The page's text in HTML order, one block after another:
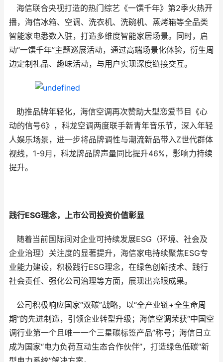
海信联合央视打造的热门综艺《一馔千年》第2季火热开
播，海信冰箱、空调、洗衣机、洗碗机、蒸烤箱等全品类
智能家电悉数入驻，打造多维度智能家居场景。同时，启
动“一馔千年”主题巡展活动，通过高端场景化体验，衍生周
边定制礼品、趣味活动，与用户实现深度链接交互。
助推品牌年轻化，海信空调再次赞助大型恋爱节目《心
动的信号6》，科龙空调两度联手新青年音乐节，深入年轻
人娱乐场景，进一步将品牌调性与潮流新品带入Z世代群体
视线，1-9月，科龙牌品牌声量同比提升46%，影响力持续
提升。
践行ESG理念，上市公司投资价值彰显
随着当前国际间对企业可持续发展ESG（环境、社会及
企业治理）关注度的显著提升，海信家电持续聚焦ESG专
业能力建设，积极践行ESG理念，在绿色创新技术、践行
社会责任、强化公司治理等方面，展现出亮眼成果。
公司积极响应国家“双碳”战略，以“全产业链+全生命周
期”的先进制造，引领企业转型升级；海信空调荣获“中国空
调行业第一个且唯一一个三星碳标签产品”称号；海信日立
成为国家“电力负荷互动生态合作伙伴”，打造绿色低碳“新